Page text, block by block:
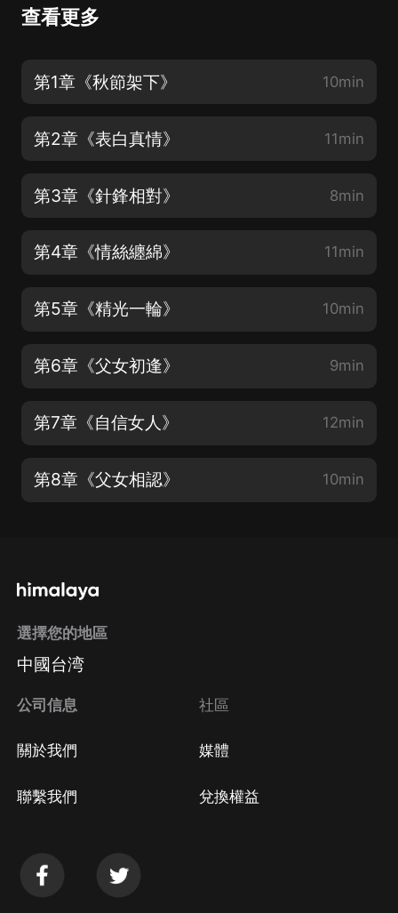
查看更多
第1章《秋節架下》 10min
第2章《表白真情》 11min
第3章《針鋒相對》 8min
第4章《情絲纏綿》 11min
第5章《精光一輪》 10min
第6章《父女初逢》 9min
第7章《自信女人》 12min
第8章《父女相認》 10min
選擇您的地區
中國台湾
公司信息
關於我們
聯繫我們
社區
媒體
兌換權益